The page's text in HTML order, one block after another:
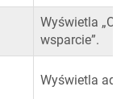
Wyświetla
wsparcie”.
Wyświetla